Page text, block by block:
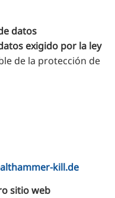
datos
exigido por la ley
de la protección de
kill.de
sitio web